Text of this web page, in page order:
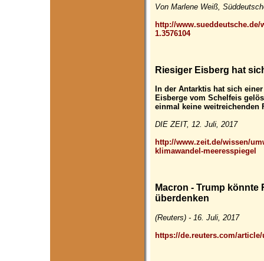
Von Marlene Weiß,
http://www.sueddeutsche.de/
1.3576104
Riesiger Eisberg hat
In der Antarktis hat sich
Eisberge vom Schelfeis
einmal keine weitreichenden
DIE ZEIT, 12. Juli, 2017
http://www.zeit.de/wissen/
klimawandel-meeresspiegel
Macron - Trump
überdenken
(Reuters) - 16. Juli, 2017
https://de.reuters.com/article/